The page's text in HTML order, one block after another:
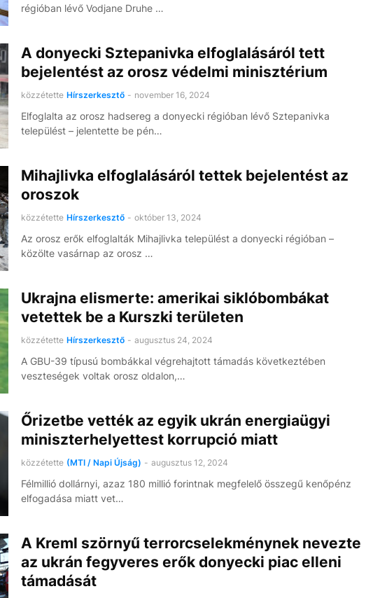
régióban lévő Vodjane Druhe …
A donyecki Sztepanivka elfoglalásáról tett
bejelentést az orosz védelmi minisztérium
közzétette Hírszerkesztő - november 16, 2024
Elfoglalta az orosz hadsereg a donyecki régióban lévő Sztepanivka
települést – jelentette be pén…
Mihajlivka elfoglalásáról tettek bejelentést az
oroszok
közzétette Hírszerkesztő - október 13, 2024
Az orosz erők elfoglalták Mihajlivka települést a donyecki régióban –
közölte vasárnap az orosz …
Ukrajna elismerte: amerikai siklóbombákat
vetettek be a Kurszki területen
közzétette Hírszerkesztő - augusztus 24, 2024
A GBU-39 típusú bombákkal végrehajtott támadás következtében
veszteségek voltak orosz oldalon,…
Őrizetbe vették az egyik ukrán energiaügyi
miniszterhelyettest korrupció miatt
közzétette (MTI / Napi Újság) - augusztus 12, 2024
Félmillió dollárnyi, azaz 180 millió forintnak megfelelő összegű kenőpénz
elfogadása miatt vet…
A Kreml szörnyű terrorcselekménynek nevezte
az ukrán fegyveres erők donyecki piac elleni
támadását